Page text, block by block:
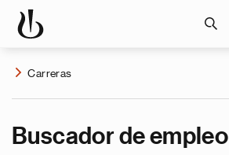
Carreras
Buscador de empleo